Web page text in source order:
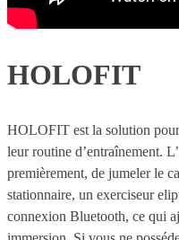
HOLOFIT
HOLOFIT est la solution
leur routine d’entraînement.
premièrement, de jumeler le
stationnaire, un exerciseur
connexion Bluetooth, ce qui